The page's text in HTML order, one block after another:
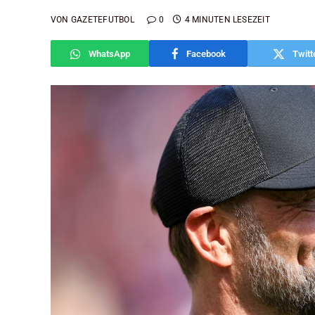
VON GAZETEFUTBOL 0 4 MINUTEN LESEZEIT
WhatsApp Facebook